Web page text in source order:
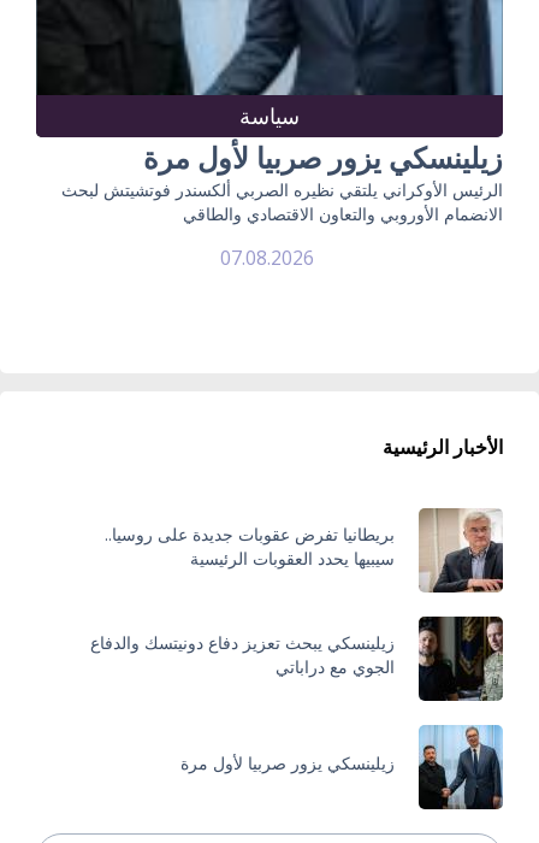
سياسة
زيلينسكي يزور صربيا لأول مرة
الرئيس الأوكراني يلتقي نظيره الصربي ألكسندر فوتشيتش لبحث
الانضمام الأوروبي والتعاون الاقتصادي والطاقي
07.08.2026
الأخبار الرئيسية
بريطانيا تفرض عقوبات جديدة على روسيا..
سيبيها يحدد العقوبات الرئيسية
زيلينسكي يبحث تعزيز دفاع دونيتسك والدفاع
الجوي مع دراباتي
زيلينسكي يزور صربيا لأول مرة